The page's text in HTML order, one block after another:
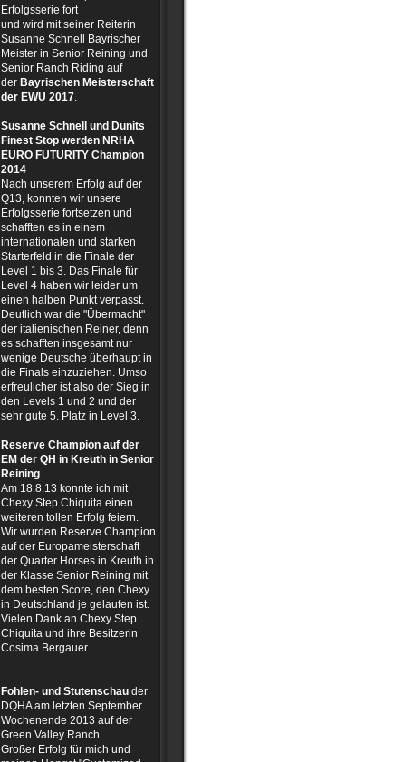
Erfolgsserie fort
und wird mit seiner Reiterin
Susanne Schnell Bayrischer
Meister in Senior Reining und
Senior Ranch Riding auf
der Bayrischen Meisterschaft
der EWU 2017.
Susanne Schnell und Dunits
Finest Stop werden NRHA
EURO FUTURITY Champion
2014
Nach unserem Erfolg auf der
Q13, konnten wir unsere
Erfolgsserie fortsetzen und
schafften es in einem
internationalen und starken
Starterfeld in die Finale der
Level 1 bis 3. Das Finale für
Level 4 haben wir leider um
einen halben Punkt verpasst.
Deutlich war die "Übermacht"
der italienischen Reiner, denn
es schafften insgesamt nur
wenige Deutsche überhaupt in
die Finals einzuziehen. Umso
erfreulicher ist also der Sieg in
den Levels 1 und 2 und der
sehr gute 5. Platz in Level 3.
Reserve Champion auf der
EM der QH in Kreuth in Senior
Reining
Am 18.8.13 konnte ich mit
Chexy Step Chiquita einen
weiteren tollen Erfolg feiern.
Wir wurden Reserve Champion
auf der Europameisterschaft
der Quarter Horses in Kreuth in
der Klasse Senior Reining mit
dem besten Score, den Chexy
in Deutschland je gelaufen ist.
Vielen Dank an Chexy Step
Chiquita und ihre Besitzerin
Cosima Bergauer.
Fohlen- und Stutenschau der
DQHA am letzten September
Wochenende 2013 auf der
Green Valley Ranch
Großer Erfolg für mich und